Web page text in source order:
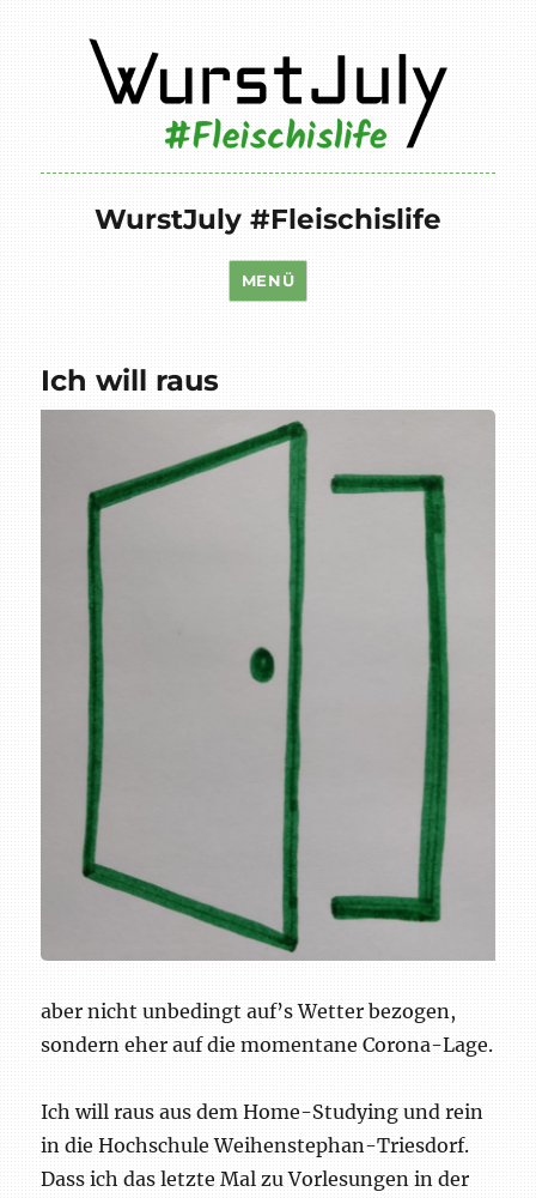
WurstJuly #Fleischislife
MENÜ
Ich will raus
aber nicht unbedingt auf’s Wetter bezogen,
sondern eher auf die momentane Corona-Lage.
Ich will raus aus dem Home-Studying und rein
in die Hochschule Weihenstephan-Triesdorf.
Dass ich das letzte Mal zu Vorlesungen in der